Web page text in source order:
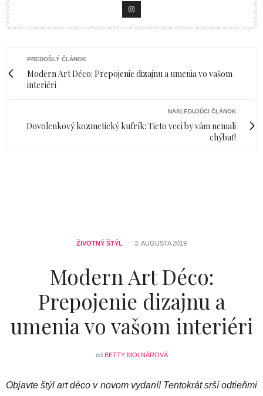
PREDOŠLÝ ČLÁNOK
Modern Art Déco: Prepojenie dizajnu a umenia vo vašom
interiéri
NASLEDUJÚCI ČLÁNOK
Dovolenkový kozmetický kufrík: Tieto veci by vám nemali
chýbať!
ŽIVOTNÝ ŠTÝL 3. AUGUSTA 2019
Modern Art Déco:
Prepojenie dizajnu a
umenia vo vašom interiéri
od BETTY MOLNÁROVÁ
Objavte štýl art déco v novom vydaní! Tentokrát srší odtieňmi